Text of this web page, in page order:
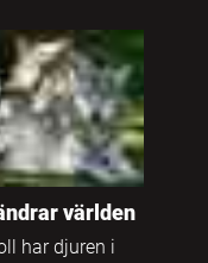
världen
har djuren i